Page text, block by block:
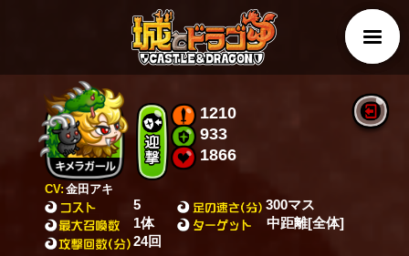
CV: 金田アキ
1210
933
1866
5
1体
24回
300マス
中距離[全体]